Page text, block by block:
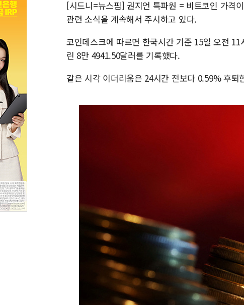
[시드니=뉴스핌] 권지언 특파원 = 비트코인 가격
관련 소식을 계속해서 주시하고 있다.
코인데스크에 따르면 한국시간 기준 15일 오전
린 8만 4941.50달러를 기록했다.
같은 시각 이더리움은 24시간 전보다 0.59% 후퇴